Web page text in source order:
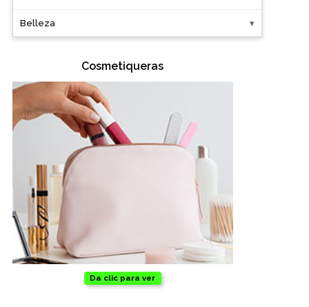
Ecológicos
Tecnología
Regalos corporativos
Llaveros
Antiestrés
Herramientas
Belleza
Cosmetiqueras
Da clic para ver